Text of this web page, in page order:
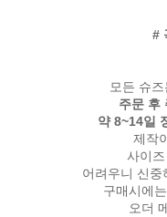
#
모든 슈
주문 후
약 8~14일
제작
사이
어려우니 신중
구매시에
오더